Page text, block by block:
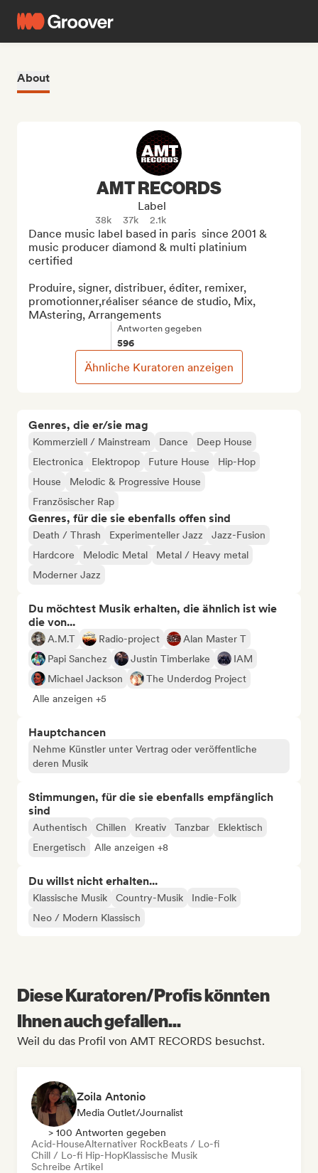
About
Genres, die er/sie mag
Kommerziell / Mainstream Dance
Deep House
Electronica
Elektropop Future House
Hip-Hop
House
Melodic & Progressive House
Französischer Rap
Genres, für die sie ebenfalls offen sind
Death / Thrash Experimenteller Jazz
Jazz-Fusion
Hardcore
Melodic Metal
Metal / Heavy metal
Moderner Jazz
Du möchtest Musik erhalten, die ähnlich ist wie
die von...
A.M.T Radio-project
Alan Master T
Papi Sanchez
Justin Timberlake
IAM
Michael Jackson
The Underdog Project
Alle anzeigen +5
Hauptchancen
Nehme Künstler unter Vertrag oder veröffentliche
deren Musik
Stimmungen, für die sie ebenfalls empfänglich
sind
Authentisch Chillen Kreativ Tanzbar
Eklektisch
Energetisch
Alle anzeigen +8
Du willst nicht erhalten...
Klassische Musik Country-Musik
Indie-Folk
Neo / Modern Klassisch
AMT RECORDS
Label
38k 37k 2.1k
Dance music label based in paris  since 2001 &
music producer diamond & multi platinium
certified
Produire, signer, distribuer, éditer, remixer,
promotionner,réaliser séance de studio, Mix,
MAstering, Arrangements
Antworten gegeben
596
Ähnliche Kuratoren anzeigen
Diese Kuratoren/Profis könnten
Ihnen auch gefallen...
Weil du das Profil von AMT RECORDS besuchst.
Zoila Antonio
Media Outlet/Journalist
> 100 Antworten gegeben
Acid-HouseAlternativer RockBeats / Lo-fi
Chill / Lo-fi Hip-HopKlassische Musik
Schreibe Artikel